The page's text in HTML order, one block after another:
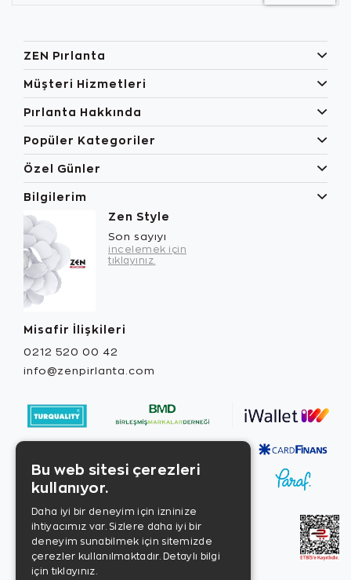
ZEN Pırlanta
Müşteri Hizmetleri
Pırlanta Hakkında
Popüler Kategoriler
Özel Günler
Bilgilerim
Zen Style
Son sayıyı
incelemek için
tıklayınız.
Misafir İlişkileri
0212 520 00 42
info@zenpirlanta.com
Bu web sitesi çerezleri
kullanıyor.
Daha iyi bir deneyim için izninize
ihtiyacımız var. Sizlere daha iyi bir
deneyim sunabilmek için sitemizde
çerezler kullanılmaktadır. Detaylı bilgi
için tıklayınız.